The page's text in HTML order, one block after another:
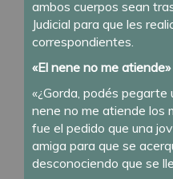
ambos cuerpos sean
Judicial para que les
correspondientes.
«El nene no me atiende»
«¿Gorda, podés
nene no me atiende los
fue el pedido que una
amiga para que se
desconociendo que se